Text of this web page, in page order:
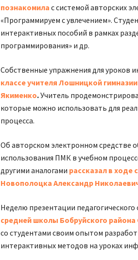
познакомила с системой авторских
«Программируем с увлечением».
интерактивных пособий в рамках
программирования» и др.
Собственные упражнения для уроков
классе учителя Лошницкой
Якименко.Учитель
которые можно использовать для
процесса.
Об авторском электронном средстве
использования ПМК в учебном
другими аналогами рассказал в ходе
Новополоцка Александр
Неделю презентации педагогического
средней школы Бобруйского района
со студентами своим опытом
интерактивных методов на уроках